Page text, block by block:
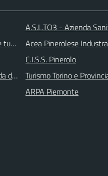
turstica
di Torino
A.S.L.TO3 - Azienda
Acea Pinerolese
C.I.S.S. Pinerolo
Turismo Torino e
ARPA Piemonte